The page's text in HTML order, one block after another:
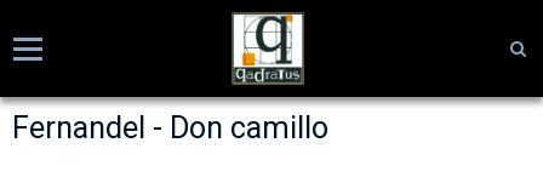
Fernandel - Don camillo